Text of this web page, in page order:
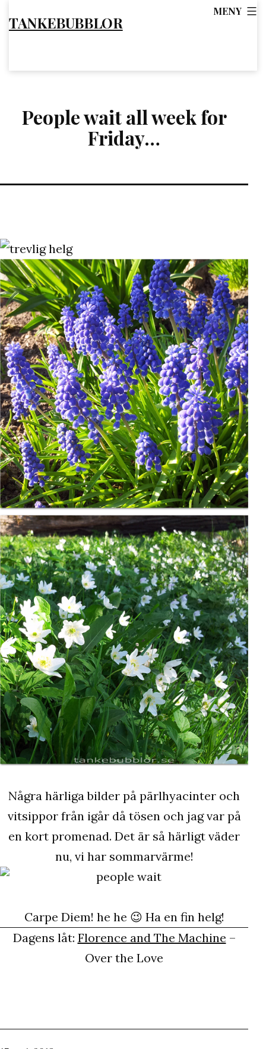
tillTANKEBUBBLOR
MENY
People wait all week for
Friday…
Några härliga bilder på pärlhyacinter och
vitsippor från igår då tösen och jag var på
en kort promenad. Det är så härligt väder
nu, vi har sommarvärme!
Carpe Diem! he he 😉 Ha en fin helg!
Dagens låt: Florence and The Machine –
Over the Love